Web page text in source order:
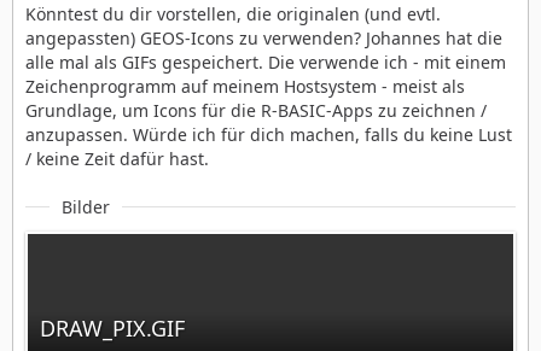
Könntest du dir vorstellen, die originalen (und evtl.
angepassten) GEOS-Icons zu verwenden? Johannes hat die
alle mal als GIFs gespeichert. Die verwende ich - mit einem
Zeichenprogramm auf meinem Hostsystem - meist als
Grundlage, um Icons für die R-BASIC-Apps zu zeichnen /
anzupassen. Würde ich für dich machen, falls du keine Lust
/ keine Zeit dafür hast.
Bilder
DRAW_PIX.GIF